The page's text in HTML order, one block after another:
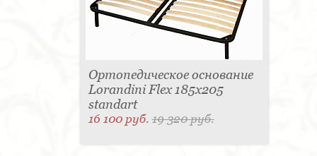
Ортопедическое основание
Lorandini Flex 185x205
standart
16 100 руб.19 320 руб.